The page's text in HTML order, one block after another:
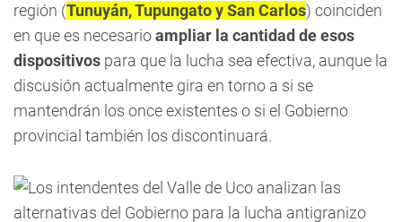
región (Tunuyán, Tupungato y San Carlos) coinciden
en que es necesarioampliar la cantidad de esos
dispositivos para que la lucha sea efectiva, aunque la
discusión actualmente gira en torno a si se
mantendrán los once existentes o si el Gobierno
provincial también los discontinuará.